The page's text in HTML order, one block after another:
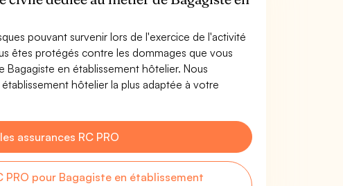
pouvant survenir lors de l'exercice de l'activité
êtes protégés contre les dommages que vous
en établissement hôtelier. Nous
hôtelier la plus adaptée à votre
assurances RC PRO
PRO pour Bagagiste en établissement